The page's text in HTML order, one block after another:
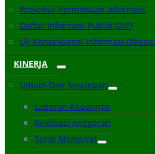
Prosedur Permintaan Informasi
Daftar Informasi Publik (DIP)
Uji Konsekuensi Informasi
KINERJA
Umum Dan Keuangan
Laporan Keuangan
Realisasi Anggaran
Surat Menyurat